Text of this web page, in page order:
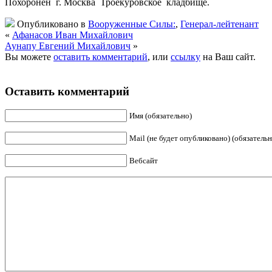
Опубликовано в Вооруженные Силы:, Генерал-лейтенант
« Афанасов Иван Михайлович
Аунапу Евгений Михайлович »
Вы можете оставить комментарий, или ссылку на Ваш сайт.
Оставить комментарий
Имя (обязательно)
Mail (не будет опубликовано)
Вебсайт